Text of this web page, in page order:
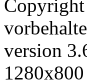
version